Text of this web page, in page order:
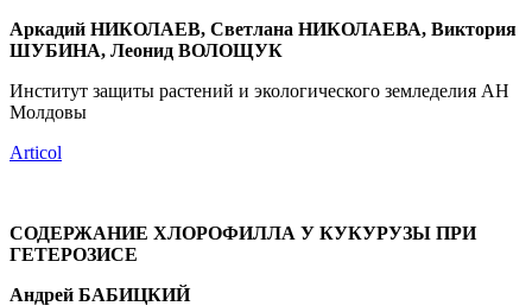
Аркадий НИКОЛАЕВ, Светлана НИКОЛАЕВА, Виктория
ШУБИНА, Леонид ВОЛОЩУК
Институт защиты растений и экологического земледелия АН
Молдовы
Articol
СОДЕРЖАНИЕ ХЛОРОФИЛЛА У КУКУРУЗЫ ПРИ
ГЕТЕРОЗИСЕ
Андрей БАБИЦКИЙ